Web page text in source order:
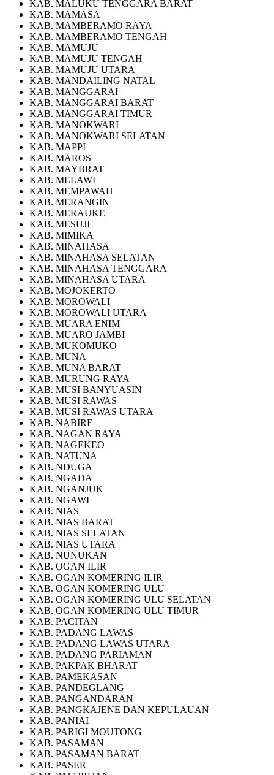
KAB. MALUKU TENGGARA BARAT
KAB. MAMASA
KAB. MAMBERAMO RAYA
KAB. MAMBERAMO TENGAH
KAB. MAMUJU
KAB. MAMUJU TENGAH
KAB. MAMUJU UTARA
KAB. MANDAILING NATAL
KAB. MANGGARAI
KAB. MANGGARAI BARAT
KAB. MANGGARAI TIMUR
KAB. MANOKWARI
KAB. MANOKWARI SELATAN
KAB. MAPPI
KAB. MAROS
KAB. MAYBRAT
KAB. MELAWI
KAB. MEMPAWAH
KAB. MERANGIN
KAB. MERAUKE
KAB. MESUJI
KAB. MIMIKA
KAB. MINAHASA
KAB. MINAHASA SELATAN
KAB. MINAHASA TENGGARA
KAB. MINAHASA UTARA
KAB. MOJOKERTO
KAB. MOROWALI
KAB. MOROWALI UTARA
KAB. MUARA ENIM
KAB. MUARO JAMBI
KAB. MUKOMUKO
KAB. MUNA
KAB. MUNA BARAT
KAB. MURUNG RAYA
KAB. MUSI BANYUASIN
KAB. MUSI RAWAS
KAB. MUSI RAWAS UTARA
KAB. NABIRE
KAB. NAGAN RAYA
KAB. NAGEKEO
KAB. NATUNA
KAB. NDUGA
KAB. NGADA
KAB. NGANJUK
KAB. NGAWI
KAB. NIAS
KAB. NIAS BARAT
KAB. NIAS SELATAN
KAB. NIAS UTARA
KAB. NUNUKAN
KAB. OGAN ILIR
KAB. OGAN KOMERING ILIR
KAB. OGAN KOMERING ULU
KAB. OGAN KOMERING ULU SELATAN
KAB. OGAN KOMERING ULU TIMUR
KAB. PACITAN
KAB. PADANG LAWAS
KAB. PADANG LAWAS UTARA
KAB. PADANG PARIAMAN
KAB. PAKPAK BHARAT
KAB. PAMEKASAN
KAB. PANDEGLANG
KAB. PANGANDARAN
KAB. PANGKAJENE DAN KEPULAUAN
KAB. PANIAI
KAB. PARIGI MOUTONG
KAB. PASAMAN
KAB. PASAMAN BARAT
KAB. PASER